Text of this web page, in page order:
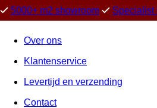
5000+ m2 showroom Specialist
Over ons
Klantenservice
Levertijd en verzending
Contact